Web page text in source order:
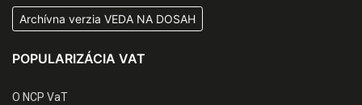
Archívna verzia VEDA NA DOSAH
POPULARIZÁCIA VAT
O NCP VaT